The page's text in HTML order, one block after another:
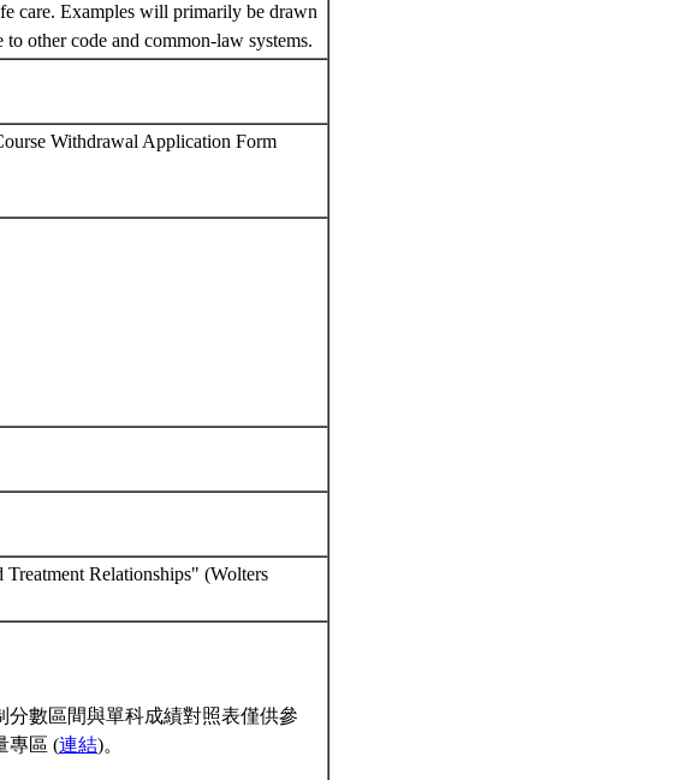
care. Examples will primarily be drawn
other code and common-law systems.
Withdrawal Application Form
Relationships" (Wolters
數區間與單科成績對照表僅供參
專區 (連結)。